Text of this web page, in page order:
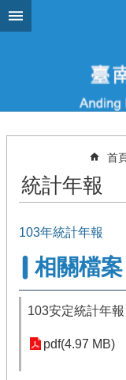
跳到主要內容區塊
首
統計年報
103年統計年報
相關檔案
103安定統計年報
pdf(4.97 MB)